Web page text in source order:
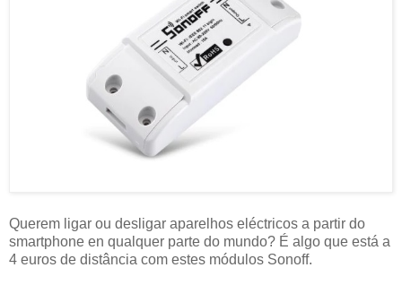
Querem ligar ou desligar aparelhos eléctricos a partir do
smartphone en qualquer parte do mundo? É algo que está a
4 euros de distância com estes módulos Sonoff.